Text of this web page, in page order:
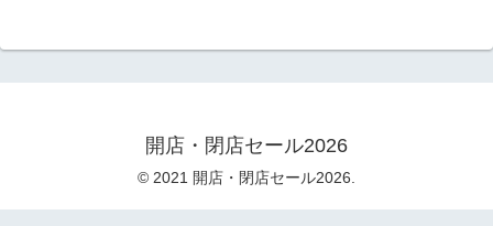
開店・閉店セール2026
© 2021 開店・閉店セール2026.